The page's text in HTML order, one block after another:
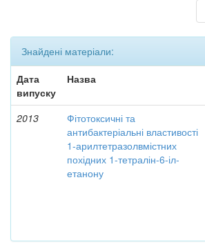
Знайдені матеріали:
Дата
випуску
Назва
2013
Фітотоксичні та
антибактеріальні властивості
1-арилтетразолвмістних
похідних 1-тетралін-6-іл-
етанону